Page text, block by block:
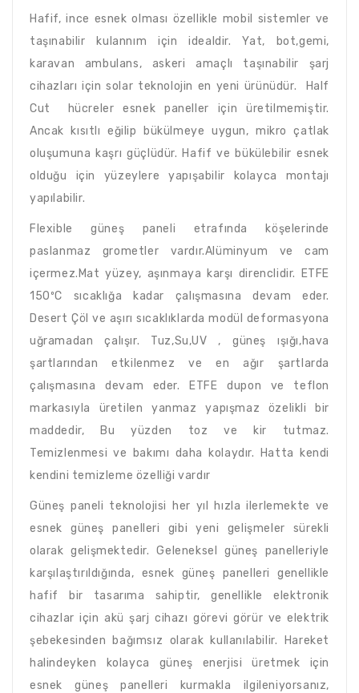
Hafif, ince esnek olması özellikle mobil sistemler ve
taşınabilir kulannım için idealdir. Yat, bot,gemi,
karavan ambulans, askeri amaçlı taşınabilir şarj
cihazları için solar teknolojin en yeni ürünüdür. Half
Cut hücreler esnek paneller için üretilmemiştir.
Ancak kısıtlı eğilip bükülmeye uygun, mikro çatlak
oluşumuna kaşrı güçlüdür. Hafif ve bükülebilir esnek
olduğu için yüzeylere yapışabilir kolayca montajı
yapılabilir.
Flexible güneş paneli etrafında köşelerinde
paslanmaz grometler vardır.Alüminyum ve cam
içermez.Mat yüzey, aşınmaya karşı direnclidir. ETFE
150ºC sıcaklığa kadar çalışmasına devam eder.
Desert Çöl ve aşırı sıcaklıklarda modül deformasyona
uğramadan çalışır. Tuz,Su,UV , güneş ışığı,hava
şartlarından etkilenmez ve en ağır şartlarda
çalışmasına devam eder. ETFE dupon ve teflon
markasıyla üretilen yanmaz yapışmaz özelikli bir
maddedir, Bu yüzden toz ve kir tutmaz.
Temizlenmesi ve bakımı daha kolaydır. Hatta kendi
kendini temizleme özelliği vardır
Güneş paneli teknolojisi her yıl hızla ilerlemekte ve
esnek güneş panelleri gibi yeni gelişmeler sürekli
olarak gelişmektedir. Geleneksel güneş panelleriyle
karşılaştırıldığında, esnek güneş panelleri genellikle
hafif bir tasarıma sahiptir, genellikle elektronik
cihazlar için akü şarj cihazı görevi görür ve elektrik
şebekesinden bağımsız olarak kullanılabilir. Hareket
halindeyken kolayca güneş enerjisi üretmek için
esnek güneş panelleri kurmakla ilgileniyorsanız,